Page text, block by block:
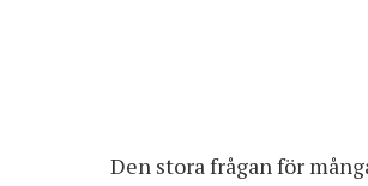
Den stora frågan för